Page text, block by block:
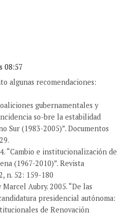
08:57
algunas recomendaciones:
gubernamentales y
so-bre la estabilidad
Sur (1983-2005)”. Documentos
“Cambio e institucionalización de
(1967-2010)”. Revista
n. 52: 159-180
Aubry. 2005. “De las
presidencial autónoma:
de Renovación